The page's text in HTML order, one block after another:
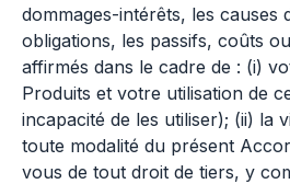
dommages-intérêts, les causes
obligations, les passifs, coûts
affirmés dans le cadre de : (i)
Produits et votre utilisation de
incapacité de les utiliser); (ii) la
toute modalité du présent
vous de tout droit de tiers, y